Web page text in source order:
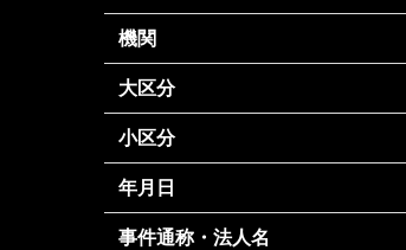
機関
大区分
小区分
年月日
事件通称・法人名